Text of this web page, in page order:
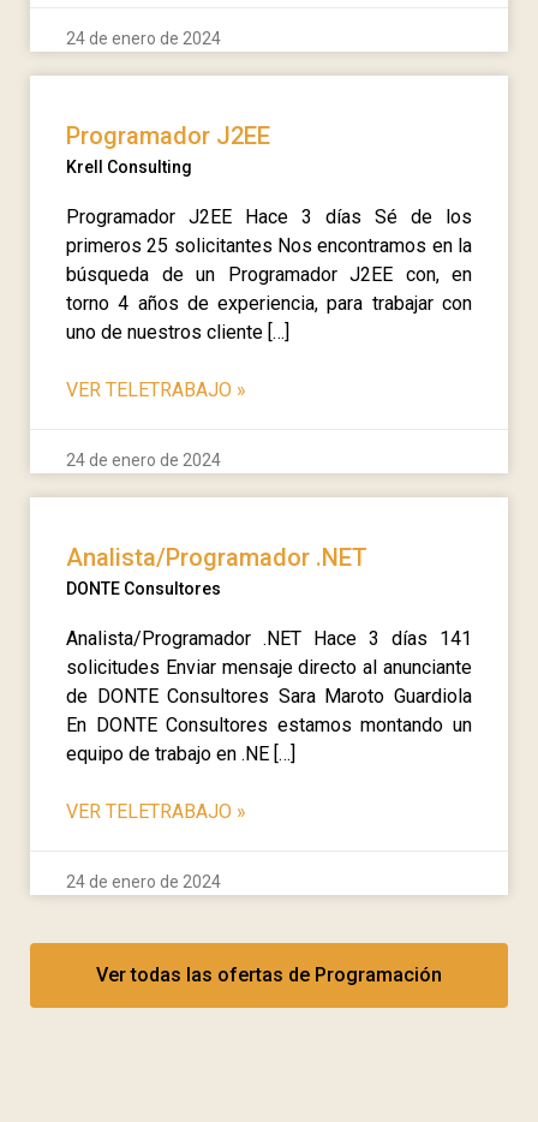
24 de enero de 2024
Programador J2EE
Krell Consulting
Programador J2EE Hace 3 días Sé de los
primeros 25 solicitantes Nos encontramos en la
búsqueda de un Programador J2EE con, en
torno 4 años de experiencia, para trabajar con
uno de nuestros cliente […]
VER TELETRABAJO »
24 de enero de 2024
Analista/Programador .NET
DONTE Consultores
Analista/Programador .NET Hace 3 días 141
solicitudes Enviar mensaje directo al anunciante
de DONTE Consultores Sara Maroto Guardiola
En DONTE Consultores estamos montando un
equipo de trabajo en .NE […]
VER TELETRABAJO »
24 de enero de 2024
Ver todas las ofertas de Programación